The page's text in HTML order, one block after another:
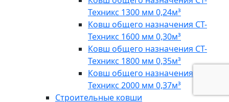
Техникс 1300 мм 0,24м³
Ковш общего назначения СТ-
Техникс 1600 мм 0,30м³
Ковш общего назначения СТ-
Техникс 1800 мм 0,35м³
Ковш общего назначения СТ-
Техникс 2000 мм 0,37м³
Строительные ковши